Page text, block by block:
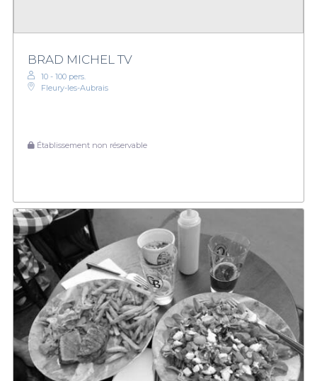
BRAD MICHEL TV
10 - 100 pers.
Fleury-les-Aubrais
Établissement non réservable